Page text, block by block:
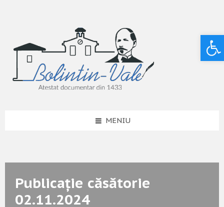
MENIU
Publicație căsătorie
02.11.2024
Deschide bara de unelte